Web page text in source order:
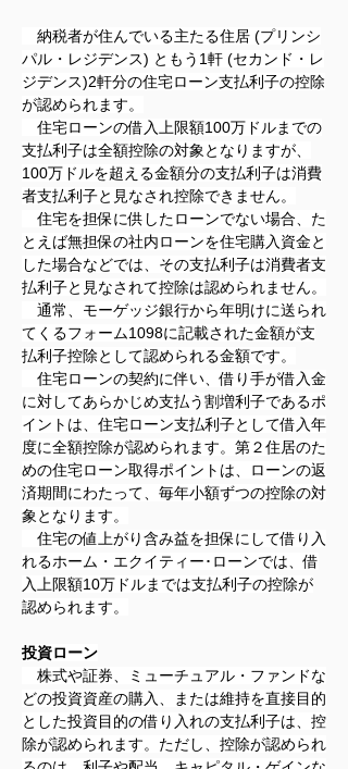
納税者が住んでいる主たる住居 (プリンシ
パル・レジデンス) ともう1軒 (セカンド・レ
ジデンス)2軒分の住宅ローン支払利子の控除
が認められます。
住宅ローンの借入上限額100万ドルまでの
支払利子は全額控除の対象となりますが、
100万ドルを超える金額分の支払利子は消費
者支払利子と見なされ控除できません。
住宅を担保に供したローンでない場合、た
とえば無担保の社内ローンを住宅購入資金と
した場合などでは、その支払利子は消費者支
払利子と見なされて控除は認められません。
通常、モーゲッジ銀行から年明けに送られ
てくるフォーム1098に記載された金額が支
払利子控除として認められる金額です。
住宅ローンの契約に伴い、借り手が借入金
に対してあらかじめ支払う割増利子であるポ
イントは、住宅ローン支払利子として借入年
度に全額控除が認められます。第２住居のた
めの住宅ローン取得ポイントは、ローンの返
済期間にわたって、毎年小額ずつの控除の対
象となります。
住宅の値上がり含み益を担保にして借り入
れるホーム・エクイティー･ローンでは、借
入上限額10万ドルまでは支払利子の控除が
認められます。
投資ローン
株式や証券、ミューチュアル・ファンドな
どの投資資産の購入、または維持を直接目的
とした投資目的の借り入れの支払利子は、控
除が認められます。ただし、控除が認められ